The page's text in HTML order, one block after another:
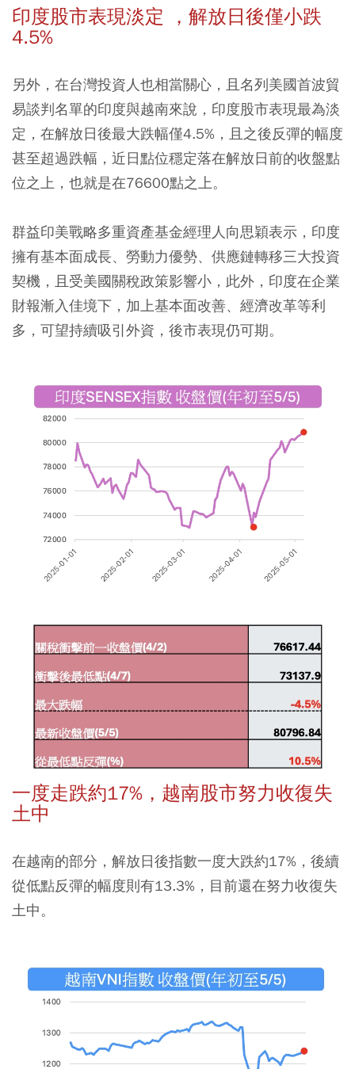
印度股市表現淡定 ，解放日後僅小跌
4.5%
另外，在台灣投資人也相當關心，且名列美國首波貿
易談判名單的印度與越南來說，印度股市表現最為淡
定，在解放日後最大跌幅僅4.5%，且之後反彈的幅度
甚至超過跌幅，近日點位穩定落在解放日前的收盤點
位之上，也就是在76600點之上。
群益印美戰略多重資產基金經理人向思穎表示，印度
擁有基本面成長、勞動力優勢、供應鏈轉移三大投資
契機，且受美國關稅政策影響小，此外，印度在企業
財報漸入佳境下，加上基本面改善、經濟改革等利
多，可望持續吸引外資，後市表現仍可期。
一度走跌約17%，越南股市努力收復失
土中
在越南的部分，解放日後指數一度大跌約17%，後續
從低點反彈的幅度則有13.3%，目前還在努力收復失
土中。